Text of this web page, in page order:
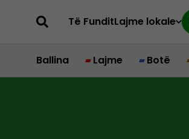
Të FunditLajme lokale
Ballina Lajme Botë